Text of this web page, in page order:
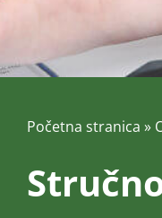
Početna stranica »